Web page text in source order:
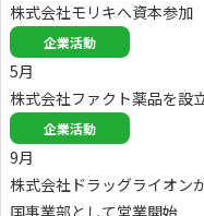
株式会社モリキへ資本参加
企業活動
5月
株式会社ファクト薬品を設
企業活動
9月
株式会社ドラッグライオン
国事業部として営業開始